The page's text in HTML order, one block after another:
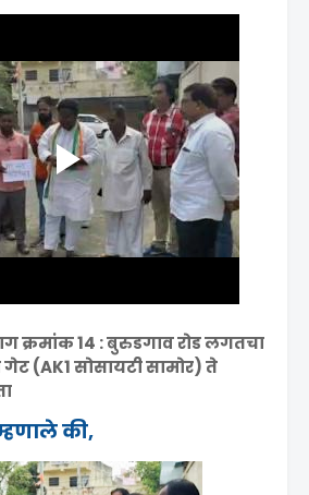
क्रमांक 14 : बुरुडगाव रोड लगतचा
(AK1 सोसायटी सामोर) ते
की,